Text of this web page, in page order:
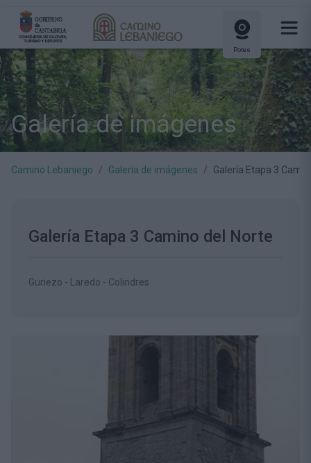
Potes
Galería de imágenes
Camino Lebaniego Galería de imágenes Galería Etapa 3
Galería Etapa 3 Camino del Norte
Guriezo - Laredo - Colindres